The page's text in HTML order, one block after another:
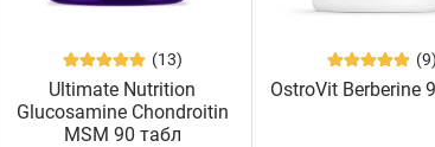
(13)
Ultimate Nutrition
Glucosamine Chondroitin
MSM 90 табл
(9)
OstroVit Berberine